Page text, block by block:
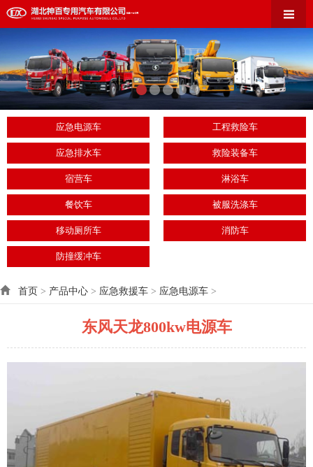
应急电源车 工程救险车
应急排水车 救险装备车
宿营车 淋浴车
餐饮车 被服洗涤车
移动厕所车 消防车
防撞缓冲车
首页 > 产品中心 > 应急救援车 > 应急电源车 >
东风天龙800kw电源车